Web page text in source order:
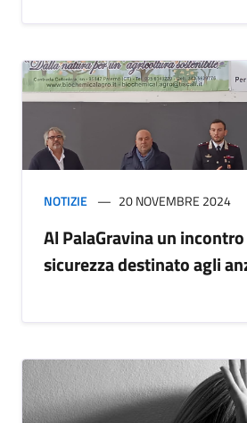
NOTIZIE 20 NOVEMBRE 2024
Al PalaGravina un
sicurezza destinato agli